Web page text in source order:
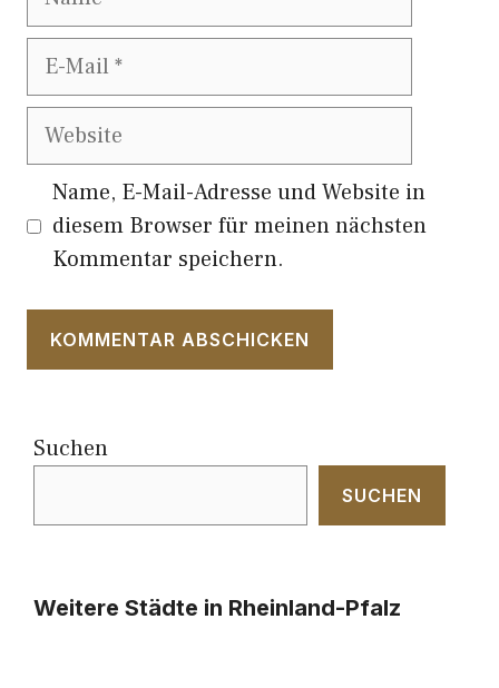
E-
Website
Name, E-Mail-Adresse und Website in
diesem Browser für meinen nächsten
Kommentar speichern.
Suchen
SUCHEN
Weitere Städte in Rheinland-Pfalz